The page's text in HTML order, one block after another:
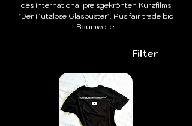
des international preisgekrönten Kurzfilms
"Der Nutzlose Glaspuster". Aus fair trade bio
Baumwolle.
Filter